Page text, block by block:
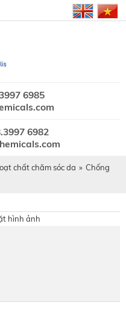
6985
6982
chất chăm sóc da » Chống